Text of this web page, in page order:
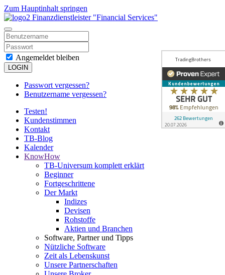
Zum Hauptinhalt springen
Angemeldet bleiben
LOGIN
Passwort vergessen?
Benutzername vergessen?
Testen!
Kundenstimmen
Kontakt
TB-Blog
Kalender
KnowHow
TB-Universum komplett erklärt
Beginner
Fortgeschrittene
Der Markt
Indizes
Devisen
Rohstoffe
Aktien und Branchen
Software, Partner und Tipps
Nützliche Software
Zeit als Lebenskunst
Unsere Partnerschaften